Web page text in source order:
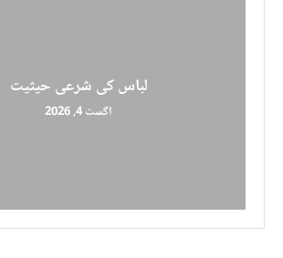
لباس کی شرعی حیثیت
اگست 4, 2026